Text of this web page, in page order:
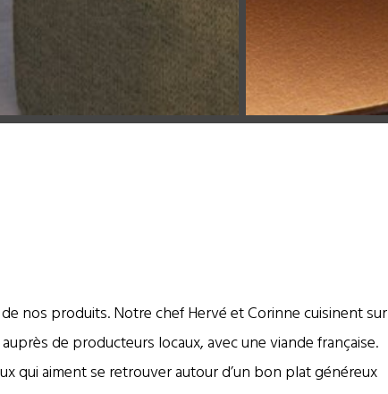
nos produits. Notre chef Hervé et Corinne cuisinent sur
de producteurs locaux, avec une viande française.
qui aiment se retrouver autour d’un bon plat généreux